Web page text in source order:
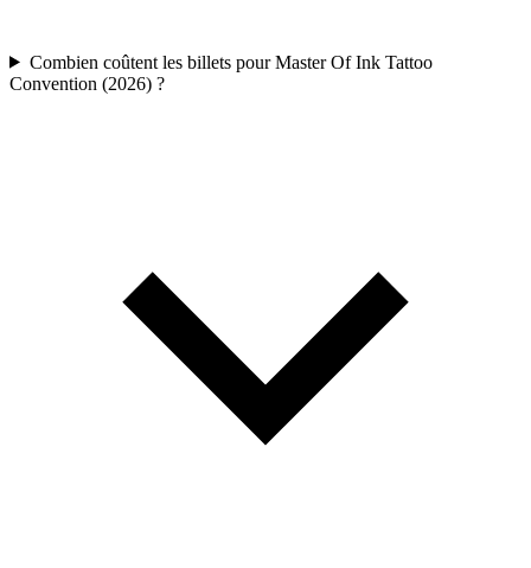
Combien coûtent les billets pour Master Of Ink Tattoo
Convention (2026) ?